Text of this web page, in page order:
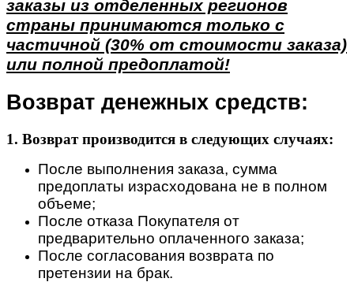
заказы из отделенных регионов
страны принимаются только с
частичной (30% от стоимости заказа)
или полной предоплатой!
Возврат денежных средств:
1. Возврат производится в следующих случаях:
После выполнения заказа, сумма
предоплаты израсходована не в полном
объеме;
После отказа Покупателя от
предварительно оплаченного заказа;
После согласования возврата по
претензии на брак.